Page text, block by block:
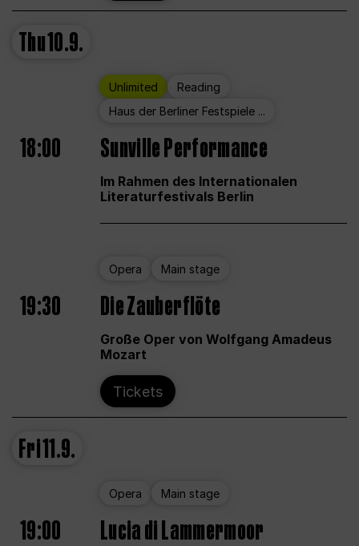
Thu10.9.
Unlimited
Reading
Haus der Berliner Festspiele ...
18:00 Sunville Performance
Im Rahmen des Internationalen
Literaturfestivals Berlin
Opera Main stage
19:30 Die Zauberflöte
Große Oper von Wolfgang Amadeus
Mozart
Tickets
Fri11.9.
Opera Main stage
19:00 Lucia di Lammermoor